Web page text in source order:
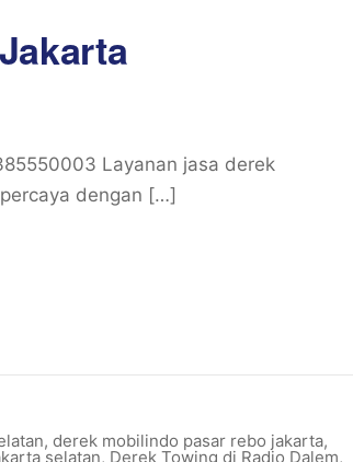
Layanan jasa derek
dengan […]
, derek mobilindo pasar rebo jakarta,
selatan, Derek Towing di Radio Dalem,